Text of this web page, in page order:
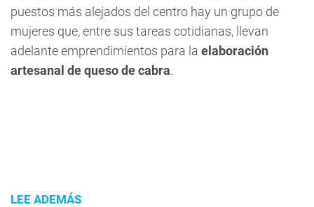
puestos más alejados del centro hay un grupo de
mujeres que, entre sus tareas cotidianas, llevan
adelante emprendimientos para la elaboración
artesanal de queso de cabra.
LEE ADEMÁS